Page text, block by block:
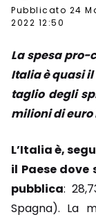
Pubblicato 24
2022 12:50
La spesa
Italia è quasi
taglio degli
milioni di euro
L’Italia è,
il Paese dove
pubblica:
Spagna). La